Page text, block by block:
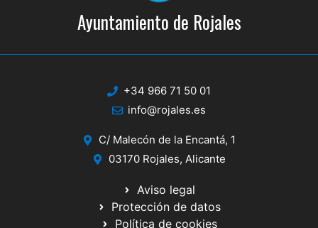
Ayuntamiento de Rojales
+34 966 71 50 01
info@rojales.es
C/ Malecón de la Encantá, 1
03170 Rojales, Alicante
Aviso legal
Protección de datos
Política de cookies